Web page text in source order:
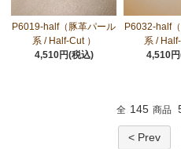
P6019-half（豚革パール
系 / Half-Cut ）
4,510円(税込)
P6032-half
系 / Half-
4,510
全 145 商品
< Prev